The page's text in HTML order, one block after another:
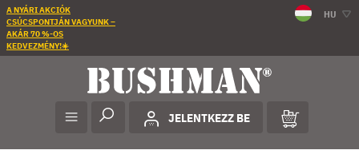
A NYÁRI AKCIÓK
CSÚCSPONTJÁN VAGYUNK –
AKÁR 70 %-OS
KEDVEZMÉNY!☀️
HU
JELENTKEZZ BE